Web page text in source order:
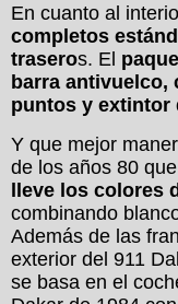
En cuanto al
completos
traseros. El
barra antivuelco,
puntos y extintor
Y que mejor
de los años 80
lleve los colores
combinando
Además de las
exterior del 911
se basa en el